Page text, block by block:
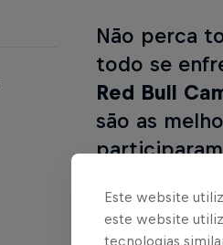
Não perca
todo se
Red Bull
são as
objetivo o
como o
Este website
este website
tecnologias